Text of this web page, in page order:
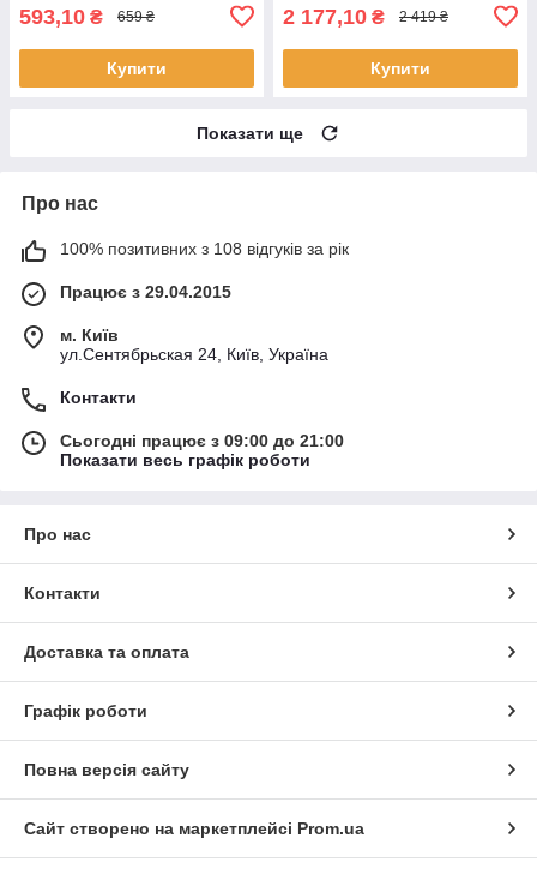
593,10 ₴ 659 ₴
Купити
2 177,10 ₴ 2 419 ₴
Купити
Показати ще
Про нас
100% позитивних з 108 відгуків за рік
Працює з 29.04.2015
м. Київ
ул.Сентябрьская 24, Київ, Україна
Контакти
Сьогодні працює з 09:00 до 21:00
Показати весь графік роботи
Про нас
Контакти
Доставка та оплата
Графік роботи
Повна версія сайту
Сайт створено на маркетплейсі Prom.ua